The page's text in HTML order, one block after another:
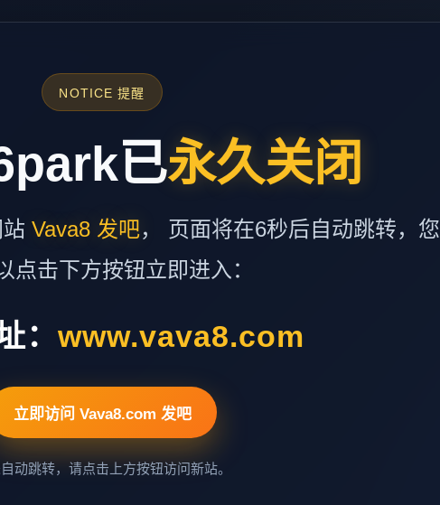
NOTICE 提醒
已永久关闭
Vava8 发吧， 页面将在6秒后自动跳转，您
点击下方按钮立即进入：
： www.vava8.com
立即访问 Vava8.com 发吧
动跳转，请点击上方按钮访问新站。